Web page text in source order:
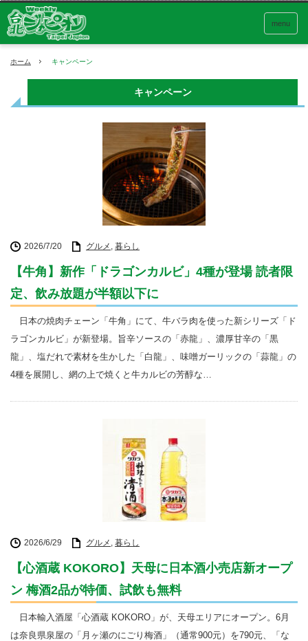
menu
ホーム キャンペーン
キャンペーン
2026/7/20 グルメ , 暮らし
【牛角】新作「ドラゴンカルビ」4種が登場 読者限
定、飲み放題が半額以下に
日本の焼肉チェーン「牛角」にて、牛バラ肉を使った新シリーズ「ド
ラゴンカルビ」が新登場。旨辛ソースの「赤龍」、濃厚甘辛の「黒
龍」、塩だれで素材を生かした「白龍」、味噌ガーリックの「蒜龍」の
4種を展開し、網の上で焼くと牛カルビの芳醇な…
2026/6/29 グルメ , 暮らし
【心酒蔵 KOKORO】天母に日本酒小売店新オープ
ン 梅酒2品が特価、試飲も無料
日本輸入酒屋「心酒蔵 KOKORO」が、天母エリアにオープン。6月
は奈良県泉屋の「月ヶ瀬のにごり梅酒」（通常900元）を790元、「な